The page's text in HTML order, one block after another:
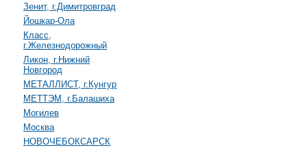
Зенит, г.Димитровград
Йошкар-Ола
Класс,
г.Железнодорожный
Ликон, г.Нижний
Новгород
МЕТАЛЛИСТ, г.Кунгур
МЕТТЭМ, г.Балашиха
Могилев
Москва
НОВОЧЕБОКСАРСК